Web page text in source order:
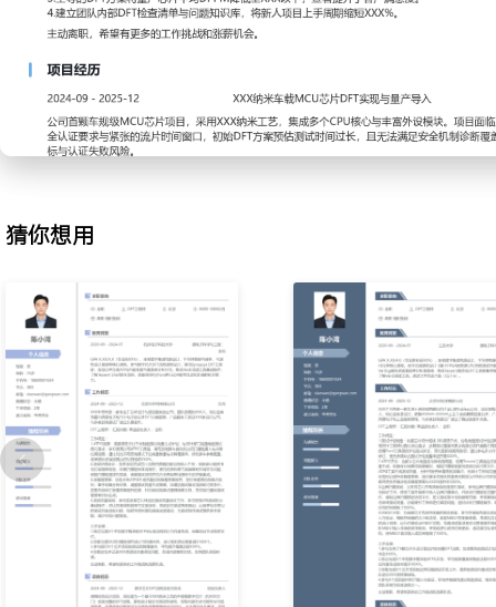
2.扫描链设计：负责全芯片扫描链的插入与优化，平衡链长与测试
描链重新排序，解决物理布局导致的时序违例问题；完成扫描链的
设计规则百分百通过，扫描链插入效率提升XXX%。
3.MBIST插入：负责存储器内建自测试逻辑的插入与验证；根据存储
MBIST控制器架构，优化测试接口；生成并验证MBIST测试向量，与
存储器测试故障覆盖率稳定在XXX%以上。
Stuck-at故障覆盖率XXX%与Transition故障覆盖率XXX%的目标。
精简向量集；协同封装厂评估测试项目，合并冗余测试项；推动测
芯片平均测试成本下降XXX%。
6.测试质量提升：参与新产品流片后的工程批测试，分析测试良率数
测试向量或设计存在的缺陷，提出修复方案并验证；建立量产测试
题导致的客户退货率降低XXX%。
工作业绩：
1.完成X颗XXX纳米至XXX纳米工艺芯片的DFT全流程工作，保障所
2.将芯片平均生产测试时间缩短XXX%，助力主力产品在测试成本上
3.主导的DFT方案将量产芯片平均DPPM降低至XXX以下，显著提升
4.建立团队内部DFT检查清单与问题知识库，将新人项目上手周期缩
猜你想用